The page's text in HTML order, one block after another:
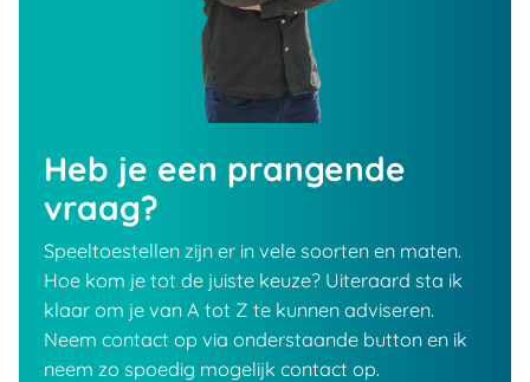
Heb je een prangende
vraag?
Speeltoestellen zijn er in vele soorten en maten.
Hoe kom je tot de juiste keuze? Uiteraard sta ik
klaar om je van A tot Z te kunnen adviseren.
Neem contact op via onderstaande button en ik
neem zo spoedig mogelijk contact op.